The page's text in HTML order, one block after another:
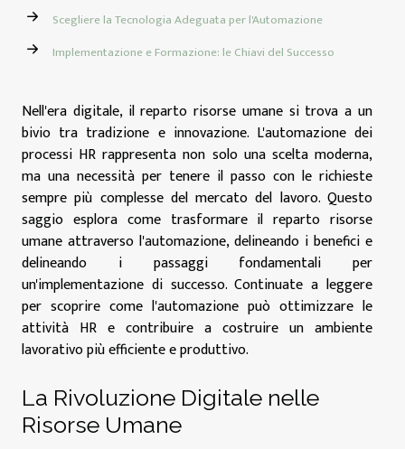
Scegliere la Tecnologia Adeguata per l'Automazione
Implementazione e Formazione: le Chiavi del Successo
Nell'era digitale, il reparto risorse umane si trova a un
bivio tra tradizione e innovazione. L'automazione dei
processi HR rappresenta non solo una scelta moderna,
ma una necessità per tenere il passo con le richieste
sempre più complesse del mercato del lavoro. Questo
saggio esplora come trasformare il reparto risorse
umane attraverso l'automazione, delineando i benefici e
delineando i passaggi fondamentali per
un'implementazione di successo. Continuate a leggere
per scoprire come l'automazione può ottimizzare le
attività HR e contribuire a costruire un ambiente
lavorativo più efficiente e produttivo.
La Rivoluzione Digitale nelle
Risorse Umane